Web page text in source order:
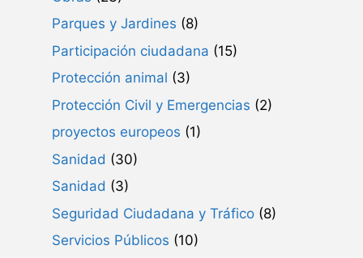
Parques y Jardines (8)
Participación ciudadana (15)
Protección animal (3)
Protección Civil y Emergencias (2)
proyectos europeos (1)
Sanidad (30)
Sanidad (3)
Seguridad Ciudadana y Tráfico (8)
Servicios Públicos (10)